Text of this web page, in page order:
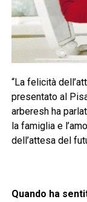
“La felicità
presentato al
arberesh ha
la famiglia e
dell’attesa del
Quando ha